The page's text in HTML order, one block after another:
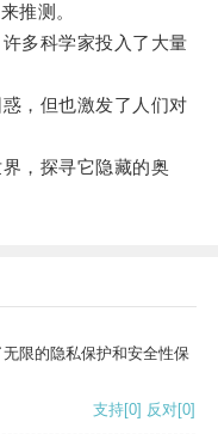
推测。
多科学家投入了大量
，但也激发了人们对
，探寻它隐藏的奥
限的隐私保护和安全性保
支持[0] 反对[0]